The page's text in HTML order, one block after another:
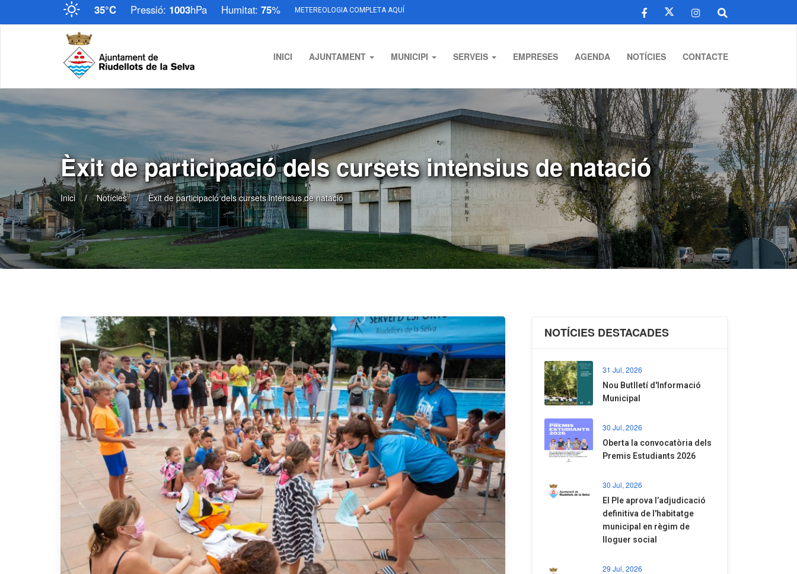
35°C Pressió: 1003hPa Humitat: 75% METEREOLOGIA COMPLETA AQUÍ
INICI AJUNTAMENT MUNICIPI SERVEIS EMPRESES AGENDA NOTÍCIES CONTACTE
Èxit de participació dels cursets intensius de natació
Inici Notícies Èxit de participació dels cursets intensius de natació
NOTÍCIES DESTACADES
31 Jul, 2026
Nou Butlletí d'Informació
Municipal
30 Jul, 2026
Oberta la convocatòria dels
Premis Estudiants 2026
30 Jul, 2026
El Ple aprova l’adjudicació
definitiva de l'habitatge
municipal en règim de
lloguer social
29 Jul, 2026